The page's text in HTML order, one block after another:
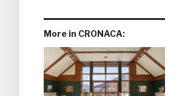
More in CRONACA: